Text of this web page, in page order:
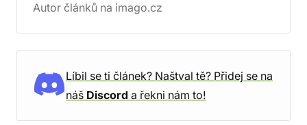
Autor článků na imago.cz
Líbil se ti článek? Naštval tě? Přidej se na
náš Discord a řekni nám to!